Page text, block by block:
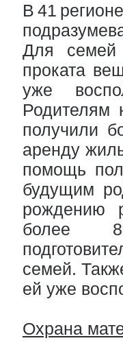
В 41
Для семей
проката
уже
Родителям
получили
аренду
помощь
будущим
рождению
более
семей.
ей уже
Охрана